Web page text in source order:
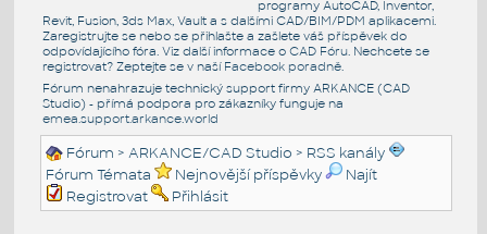
programy AutoCAD, Inventor,
Revit, Fusion, 3ds Max, Vault a s dalšími CAD/BIM/PDM aplikacemi.
Zaregistrujte se nebo se přihlašte a zašlete váš příspěvek do
odpovídajícího fóra. Viz další informace o CAD Fóru. Nechcete se
registrovat? Zeptejte se v naší Facebook poradně.
Fórum nenahrazuje technický support firmy ARKANCE (CAD
Studio) - přímá podpora pro zákazníky funguje na
emea.support.arkance.world
Fórum >ARKANCE/CAD Studio > RSS kanály
Fórum Témata
Nejnovější příspěvky
Najít
Registrovat
Přihlásit